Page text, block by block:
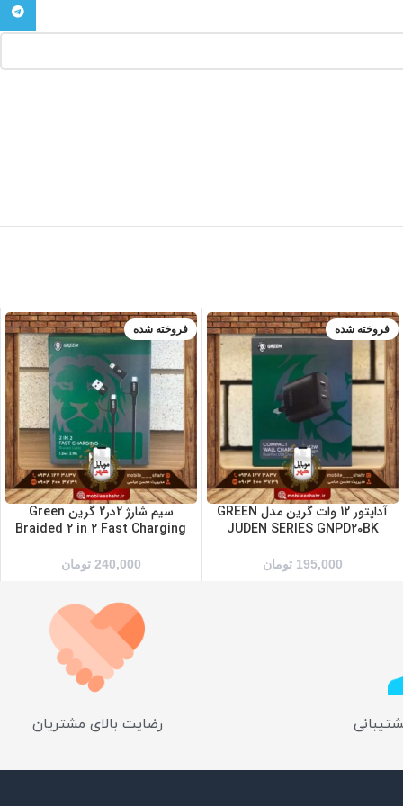
فروخته شده
آداپتور 12 وات گرین مدل GREEN
JUDEN SERIES GNPD20BK
195,000 تومان
فروخته شده
سیم شارژ 2در2 گرین Green
Braided 2 in 2 Fast Charging
240,000 تومان
رضایت بالای مشتریان
تلگرام